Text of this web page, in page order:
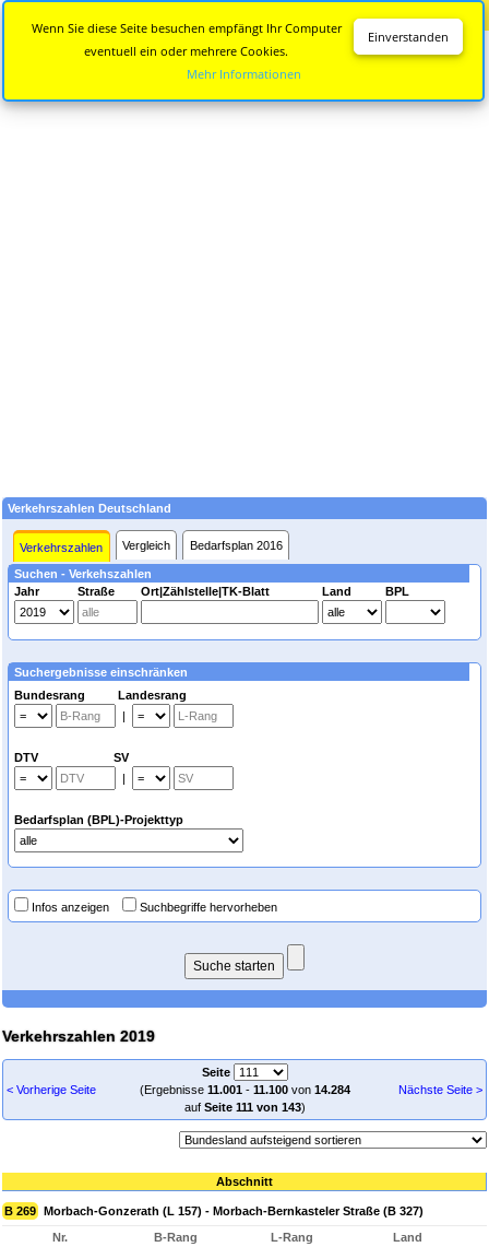
Verkehrszahlen Deutschland
Verkehrszahlen Vergleich Bedarfsplan 2016
Suchen - Verkehszahlen
Jahr
Straße Ort|Zählstelle|TK-Blatt Land BPL
Suchergebnisse einschränken
Bundesrang Landesrang
|
DTV SV
|
Bedarfsplan (BPL)-Projekttyp
Infos anzeigen Suchbegriffe hervorheben
Verkehrszahlen 2019
< Vorherige Seite
Seite
(Ergebnisse 11.001- 11.100von 14.284
auf Seite 111 von 143)
Nächste Seite >
Abschnitt
B 269 Morbach-Gonzerath (L 157) - Morbach-Bernkasteler Straße (B 327)
Nr.
B-Rang
L-Rang
Land
Einverstanden
Wenn Sie diese Seite besuchen empfängt Ihr Computer
eventuell ein oder mehrere Cookies.
Mehr Informationen